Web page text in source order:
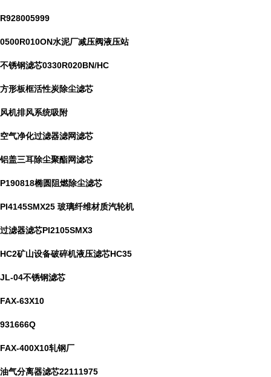
R928005999
0500R010ON水泥厂减压阀液压站
不锈钢滤芯0330R020BN/HC
方形板框活性炭除尘滤芯
风机排风系统吸附
空气净化过滤器滤网滤芯
铝盖三耳除尘聚酯网滤芯
P190818椭圆阻燃除尘滤芯
PI4145SMX25 玻璃纤维材质汽轮机
过滤器滤芯PI2105SMX3
HC2矿山设备破碎机液压滤芯HC35
JL-04不锈钢滤芯
FAX-63X10
931666Q
FAX-400X10轧钢厂
油气分离器滤芯22111975